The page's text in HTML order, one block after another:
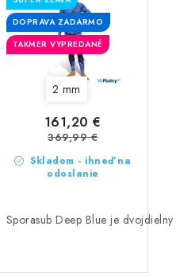
DOPRAVA ZADARMO
TAKMER VYPREDANÉ
2 mm
Skladom - ihneď na
odoslanie
161,20 €
369,99 €
Sporasub Deep Blue je